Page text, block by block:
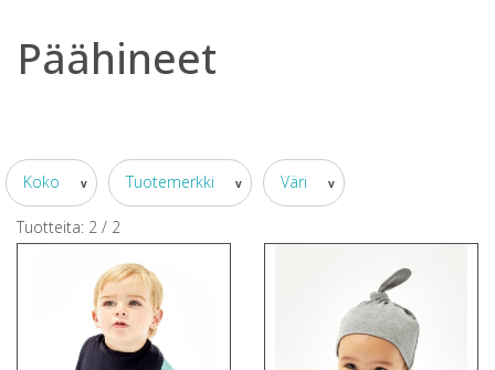
Päähineet
Koko v Tuotemerkki v Väri v
Tuotteita: 2 / 2